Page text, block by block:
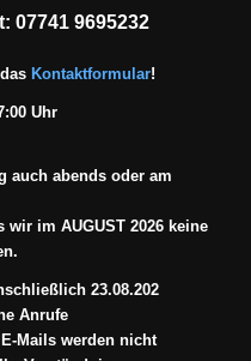
07741 9695232
Kontaktformular!
Uhr
auch abends oder am
wir im AUGUST 2026 keine
23.08.202
Anrufe
Mails werden nicht